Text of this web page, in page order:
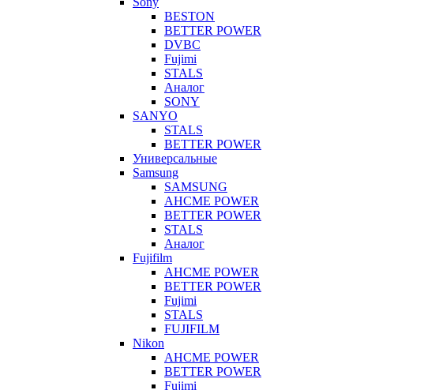
BESTON
BETTER POWER
DVBC
Fujimi
STALS
Аналог
SONY
SANYO
STALS
BETTER POWER
Универсальные
Samsung
SAMSUNG
AHCME POWER
BETTER POWER
STALS
Аналог
Fujifilm
AHCME POWER
BETTER POWER
Fujimi
STALS
FUJIFILM
Nikon
AHCME POWER
BETTER POWER
Fujimi